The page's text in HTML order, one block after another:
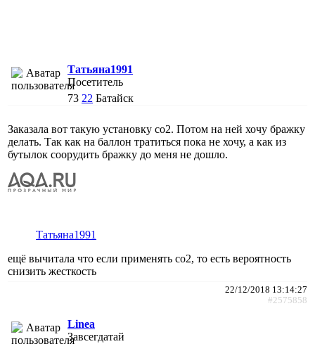
Татьяна1991
Посетитель
73 22 Батайск
Заказала вот такую установку со2. Потом на ней хочу бражку
делать. Так как на баллон тратиться пока не хочу, а как из
бутылок соорудить бражку до меня не дошло.
Татьяна1991
ещё вычитала что если применять со2, то есть вероятность
снизить жесткость
22/12/2018 13:14:27
#2575858
Linea
Завсегдатай